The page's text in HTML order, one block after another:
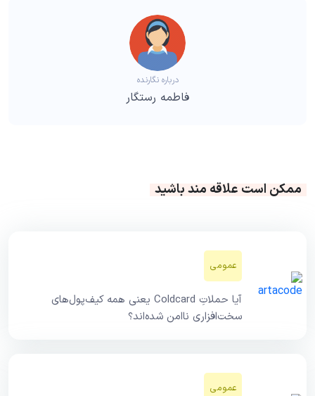
درباره نگارنده
فاطمه رستگار
ممکن است علاقه مند باشید
عمومی
آیا حملاتِ Coldcard یعنی همه کیف‌پول‌های
سخت‌افزاری ناامن شده‌اند؟
عمومی